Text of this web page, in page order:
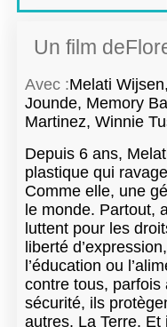
Un film de
Avec :Melati
Jounde, Memory
Martinez, Winnie
Depuis 6 ans,
plastique qui
Comme elle, une
le monde. Partout,
luttent pour les
liberté
l’éducation ou
contre tous, parfois
sécurité, ils
autres. La Terre.